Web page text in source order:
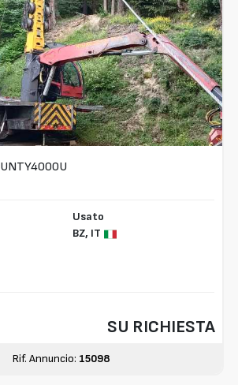
Usato
BZ, IT
SU RICHIESTA
Rif. Annuncio: 15098